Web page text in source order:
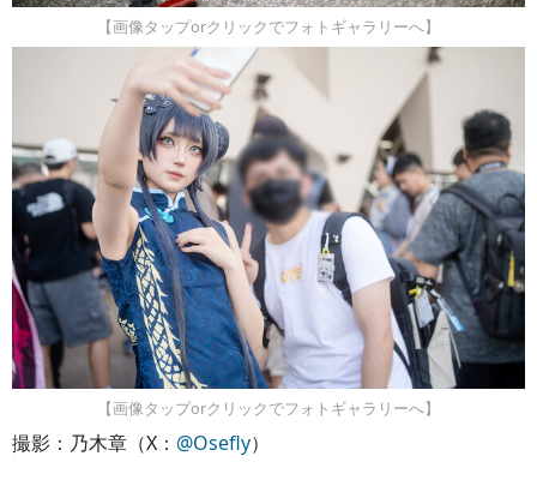
【画像タップorクリックでフォトギャラリーへ】
【画像タップorクリックでフォトギャラリーへ】
撮影：乃木章（X： @Osefly）